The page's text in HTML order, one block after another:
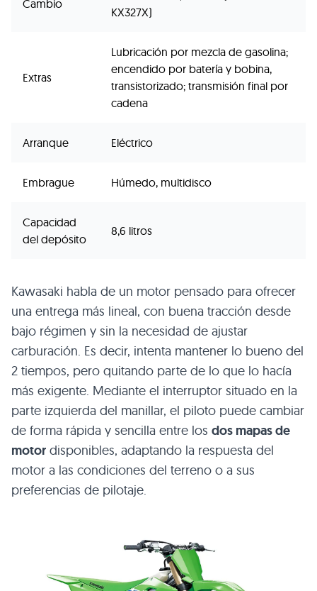
Cambio
KX327X)
Extras
Lubricación por mezcla de gasolina;
encendido por batería y bobina,
transistorizado; transmisión final por
cadena
Arranque Eléctrico
Embrague Húmedo, multidisco
Capacidad
del depósito
8,6 litros
Kawasaki habla de un motor pensado para ofrecer
una entrega más lineal, con buena tracción desde
bajo régimen y sin la necesidad de ajustar
carburación. Es decir, intenta mantener lo bueno del
2 tiempos, pero quitando parte de lo que lo hacía
más exigente. Mediante el interruptor situado en la
parte izquierda del manillar, el piloto puede cambiar
de forma rápida y sencilla entre los dos mapas de
motor disponibles, adaptando la respuesta del
motor a las condiciones del terreno o a sus
preferencias de pilotaje.